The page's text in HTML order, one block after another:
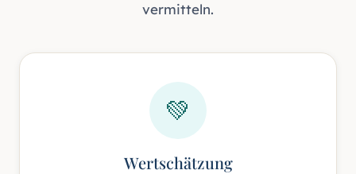
vermitteln.
💚
Wertschätzung